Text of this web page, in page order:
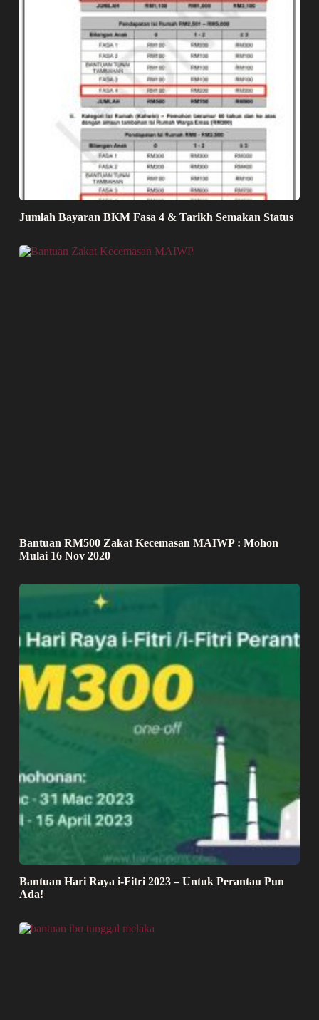
Jumlah Bayaran BKM Fasa 4 & Tarikh Semakan Status
Bantuan RM500 Zakat Kecemasan MAIWP : Mohon
Mulai 16 Nov 2020
Bantuan Hari Raya i-Fitri 2023 – Untuk Perantau Pun
Ada!